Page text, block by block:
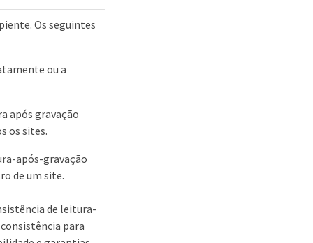
Os seguintes
ou a
após gravação
os sites.
após-gravação
de um site.
de leitura-
para